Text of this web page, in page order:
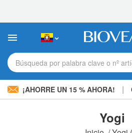
sitio
incluye
sistema
de Búsqueda por palabra clave o nº
¡AHORRE UN 15 % AHORA! |
Yogi